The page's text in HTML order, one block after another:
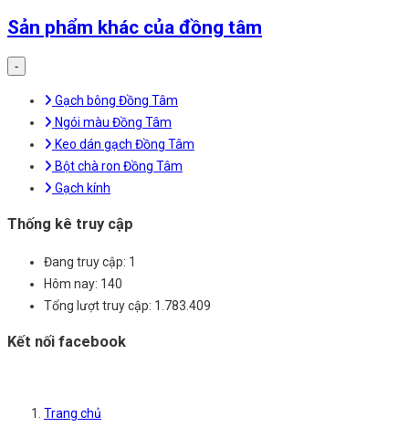
Sản phẩm khác của đồng tâm
-
Gạch bông Đồng Tâm
Ngói màu Đồng Tâm
Keo dán gạch Đồng Tâm
Bột chà ron Đồng Tâm
Gạch kính
Thống kê truy cập
Đang truy cập: 1
Hôm nay: 140
Tổng lượt truy cập: 1.783.409
Kết nối facebook
Trang chủ